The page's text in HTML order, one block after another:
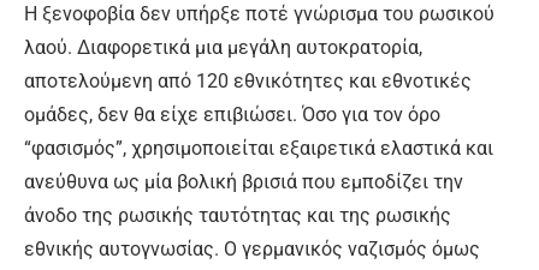
Η ξενοφοβία δεν υπήρξε ποτέ γνώρισμα του ρωσικού
λαού. Διαφορετικά μια μεγάλη αυτοκρατορία,
αποτελούμενη από 120 εθνικότητες και εθνοτικές
ομάδες, δεν θα είχε επιβιώσει. Όσο για τον όρο
“φασισμός”, χρησιμοποιείται εξαιρετικά ελαστικά και
ανεύθυνα ως μία βολική βρισιά που εμποδίζει την
άνοδο της ρωσικής ταυτότητας και της ρωσικής
εθνικής αυτογνωσίας. Ο γερμανικός ναζισμός όμως